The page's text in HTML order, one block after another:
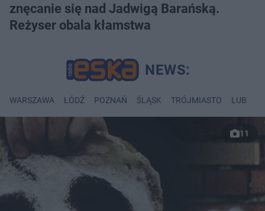
znęcanie się nad Jadwigą Barańską.
Reżyser obala kłamstwa
WARSZAWA ŁÓDŹ POZNAŃ ŚLĄSK TRÓJMIASTO LUBLIN
11